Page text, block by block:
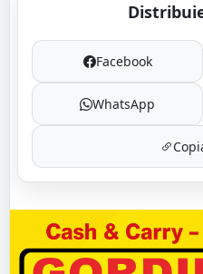
Facebook
WhatsApp